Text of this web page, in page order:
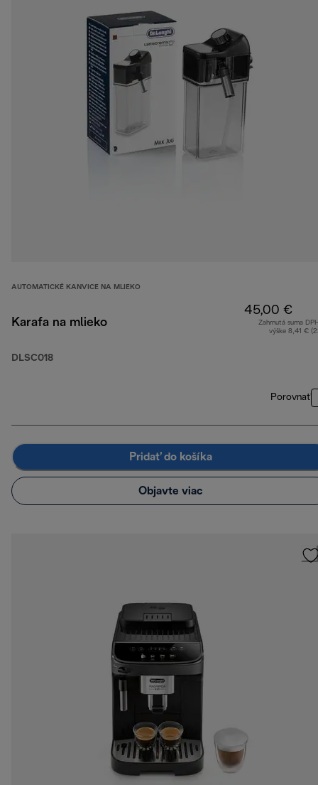
AUTOMATICKÉ KANVICE NA MLIEKO
Karafa na mlieko
DLSC018
45,00 €
Zahrnutá suma
výške 8,41 €
Porovnať
Pridať do košíka
Objavte viac